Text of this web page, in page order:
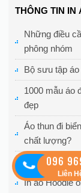
THÔNG TIN IN
Những điều
phông nhóm
Bộ sưu tập
1000 mẫu áo
đẹp
Áo thun đi
chất lượng?
Nhận in áo
In áo Hoodie
096
Liên